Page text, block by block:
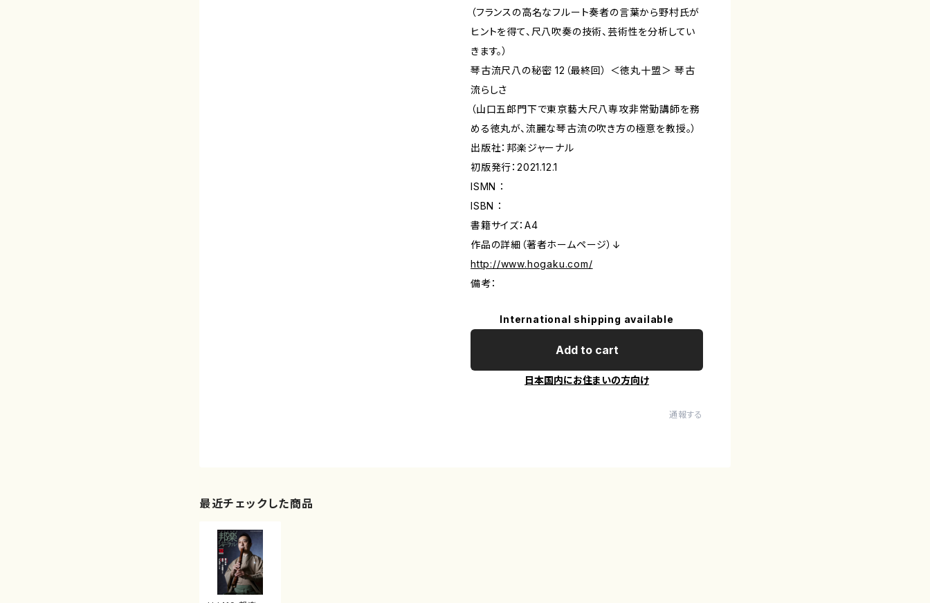
（フランスの高名なフルート奏者の言葉から野村氏が
ヒントを得て、尺八吹奏の技術、芸術性を分析してい
きます。）
琴古流尺八の秘密 12（最終回） ＜徳丸十盟＞ 琴古
流らしさ
（山口五郎門下で東京藝大尺八専攻非常勤講師を務
める徳丸が、流麗な琴古流の吹き方の極意を教授。）
出版社：邦楽ジャーナル
初版発行：2021.12.1
ISMN ：
ISBN ：
書籍サイズ：A4
作品の詳細（著者ホームページ）↓
http://www.hogaku.com/
備考：
International shipping available
Add to cart
日本国内にお住まいの方向け
通報する
最近チェックした商品